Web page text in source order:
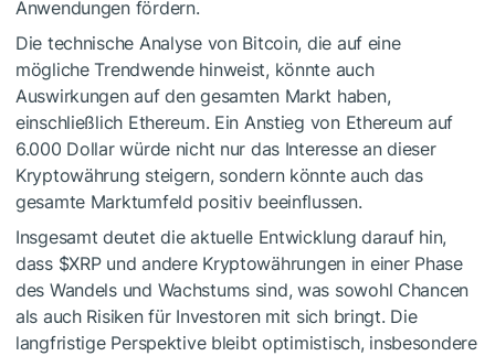
Anwendungen fördern.
Die technische Analyse von Bitcoin, die auf eine
mögliche Trendwende hinweist, könnte auch
Auswirkungen auf den gesamten Markt haben,
einschließlich Ethereum. Ein Anstieg von Ethereum auf
6.000 Dollar würde nicht nur das Interesse an dieser
Kryptowährung steigern, sondern könnte auch das
gesamte Marktumfeld positiv beeinflussen.
Insgesamt deutet die aktuelle Entwicklung darauf hin,
dass $XRPund andere Kryptowährungen in einer Phase
des Wandels und Wachstums sind, was sowohl Chancen
als auch Risiken für Investoren mit sich bringt. Die
langfristige Perspektive bleibt optimistisch, insbesondere